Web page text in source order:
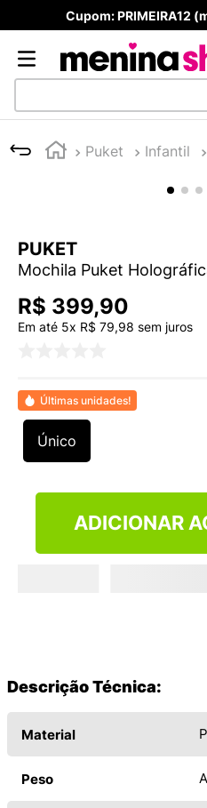
Cupom: PRIMEIRA12
Puket Mochilas
PUKET
Mochila Puket
R$ 399,90
Em até 5x R$ 79,98 sem juros
Últimas unidades!
Único
ADICIONAR
Descrição Técnica:
Material
Peso
1
TÊNIS NEWS BALANCE 530
MELISSAS MINI BABY
4º
NEW 9060
5º
ADIDAS
6º
SAMBA
9 º
NEW 530
10º VEJA COUNTRY